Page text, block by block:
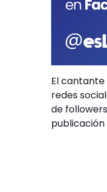
El cantante
redes
de
publicación